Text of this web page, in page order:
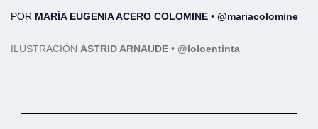
POR MARÍA EUGENIA ACERO COLOMINE • @mariacolomine
ILUSTRACIÓN ASTRID ARNAUDE • @loloentinta